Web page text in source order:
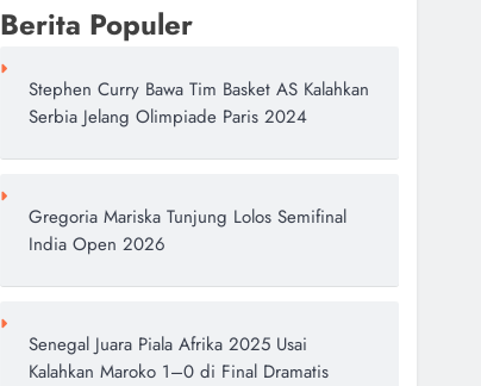
Berita Populer
Stephen Curry Bawa Tim Basket AS Kalahkan
Serbia Jelang Olimpiade Paris 2024
Gregoria Mariska Tunjung Lolos Semifinal
India Open 2026
Senegal Juara Piala Afrika 2025 Usai
Kalahkan Maroko 1–0 di Final Dramatis